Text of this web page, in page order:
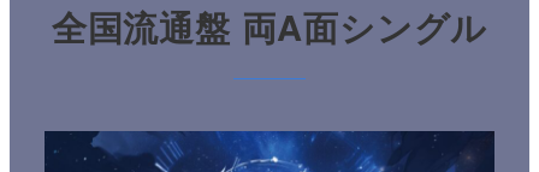
全国流通盤 両A面シングル